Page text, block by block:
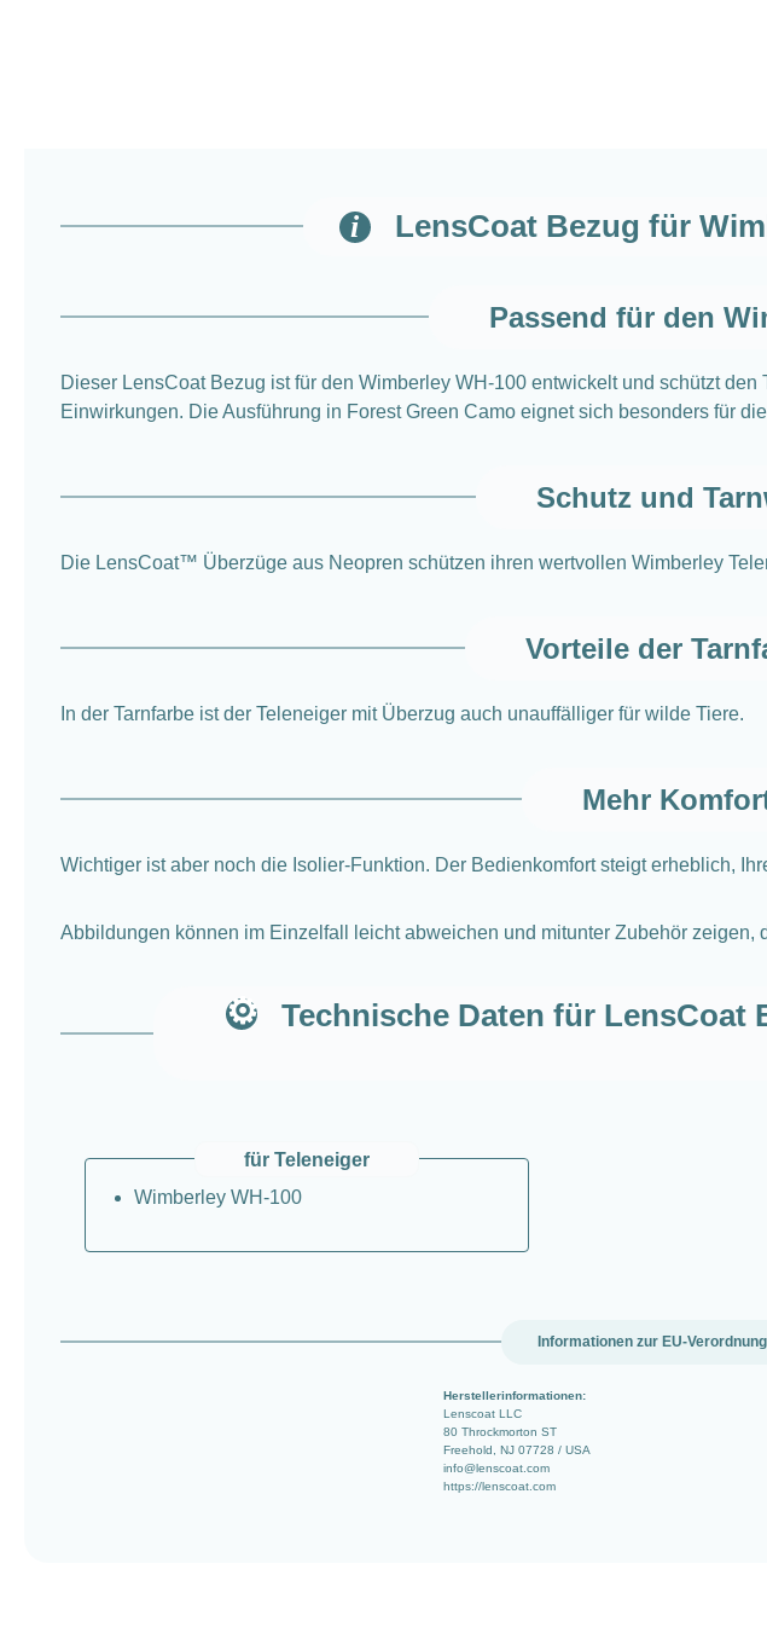
LensCoat Bezug für
Passend für den
Dieser LensCoat Bezug ist für den Wimberley WH-100 entwickelt und schützt
Einwirkungen. Die Ausführung in Forest Green Camo eignet sich besonders für
Schutz und
Die LensCoat™ Überzüge aus Neopren schützen ihren wertvollen Wimberley
Vorteile der
In der Tarnfarbe ist der Teleneiger mit Überzug auch unauffälliger für wilde Tiere.
Mehr
Wichtiger ist aber noch die Isolier-Funktion. Der Bedienkomfort steigt erheblich,
Abbildungen können im Einzelfall leicht abweichen und mitunter Zubehör zeigen,
Technische Daten für LensCoat
für Teleneiger
Wimberley WH-100
Informationen zur EU-
Herstellerinformationen:
Lenscoat LLC
80 Throckmorton ST
Freehold, NJ 07728 / USA
info@lenscoat.com
https://lenscoat.com